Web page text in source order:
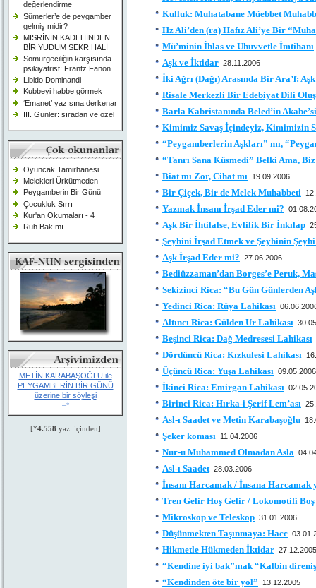
değerlendirme
Sümerler’e de peygamber
gelmiş midir?
MISRİNİN KADEHİNDEN
BİR YUDUM SEKR HALİ
Sömürgeciliğin karşısında
psikiyatrist: Frantz Fanon
Libido Dominandi
Kubbeyi habbe görmek
‘Emanet’ yazısına derkenar
III. Günler: sıradan ve özel
Oyuncak Tamirhanesi
Melekleri Ürkütmeden
Peygamberin Bir Günü
Çocukluk Sırrı
Kur'an Okumaları - 4
Ruh Bakımı
METİN KARABAŞOĞLU ile
PEYGAMBERİN BİR GÜNÜ
üzerine bir söyleşi
–*
[*4.558 yazı içinden]
Kulluk: Muhatabane Müebbet
Hz Ali’den (ra) Hafız Ali’ye Bir
Mü’minin İhlas ve Uhuvvetle İmtihanı
Aşk ve İktidar 28.11.2006
İki Ağrı (Dağı) Arasında Bir Ara’f: Aşk
Risale Merkezli Bir Edebiyat Dili
Barla Kabristanında Beled’in
Kimimiz Savaş İçindeyiz, Kimimizin
“Peygamberlerin Aşkları” mı,
“Tanrı Sana Küsmedi” Belki Ama,
Biat mı Zor, Cihat mı 19.09.2006
Bir Çiçek, Bir de Melek Muhabbeti
Yazmak İnsanı İrşad Eder mi?
Aşk Bir İhtilalse, Evlilik Bir İnkılap
Şeyhini İrşad Etmek ve Şeyhinin
Aşk İrşad Eder mi? 27.06.2006
Bediüzzaman’dan Borges’e Peruk,
Sekizinci Rica: “Bu Gün Günlerden
Yedinci Rica: Rüya Lahikası
Altıncı Rica: Gülden Ur Lahikası
Beşinci Rica: Dağ Medresesi Lahikası
Dördüncü Rica: Kızkulesi Lahikası
Üçüncü Rica: Yuşa Lahikası 09.05.2006
İkinci Rica: Emirgan Lahikası
Birinci Rica: Hırka-i Şerif Lem’ası
Asl-ı Saadet ve Metin Karabaşoğlu
Şeker koması 11.04.2006
Nur-u Muhammed Olmadan Asla
Asl-ı Saadet 28.03.2006
İnsanı Harcamak / İnsana Harcamak
Tren Gelir Hoş Gelir / Lokomotifi
Mikroskop ve Teleskop 31.01.2006
Düşünmekten Taşınmaya: Hacc
Hikmetle Hükmeden İktidar 27.12.2005
“Kendine iyi bak”mak “Kalbin
“Kendinden öte bir yol”
13.12.2005